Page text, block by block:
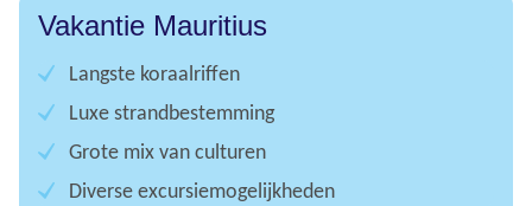
Vakantie Mauritius
Langste koraalriffen
Luxe strandbestemming
Grote mix van culturen
Diverse excursiemogelijkheden